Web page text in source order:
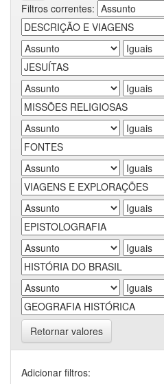
Filtros correntes:
Retornar valores
Adicionar filtros: